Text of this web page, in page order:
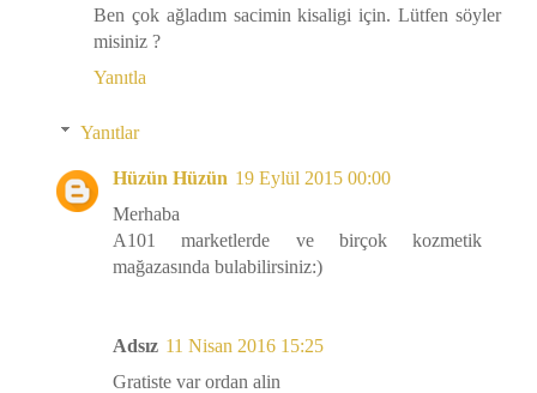
Ben çok ağladım sacimin kisaligi için. Lütfen söyler
misiniz ?
Yanıtla
Yanıtlar
Hüzün Hüzün 19 Eylül 2015 00:00
Merhaba
A101 marketlerde ve birçok kozmetik
mağazasında bulabilirsiniz:)
Adsız 11 Nisan 2016 15:25
Gratiste var ordan alin